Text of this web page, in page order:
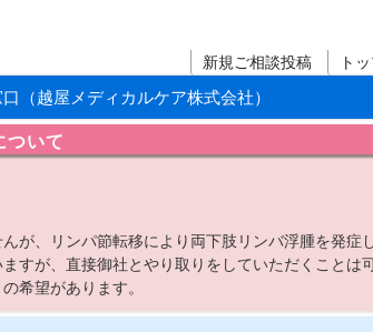
ト
新規ご相談投稿
（越屋メディカルケア株式会社）
ついて
が、リンパ節転移により両下肢リンバ浮腫を発症
すが、直接御社とやり取りをしていただくことは
希望があります。